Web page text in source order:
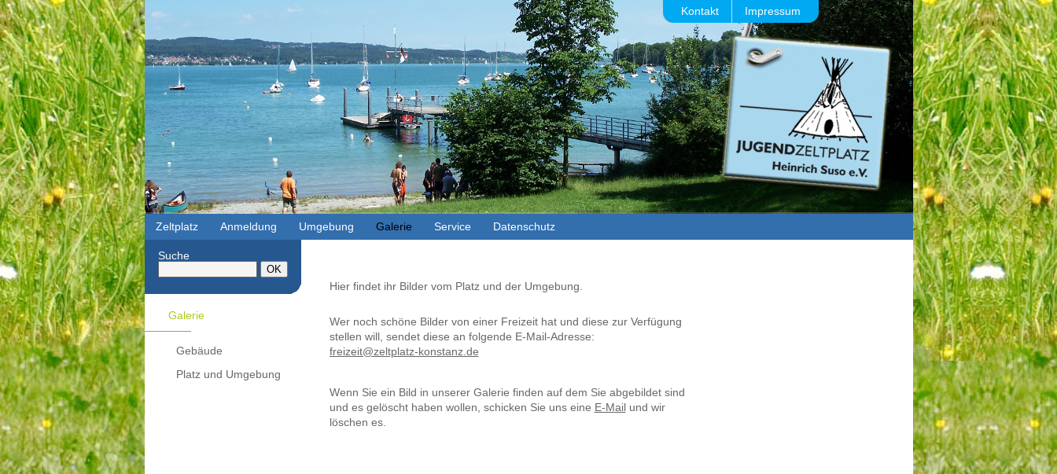
Kontakt Impressum
Suche
Galerie
Gebäude
Platz und Umgebung
Hier findet ihr Bilder vom Platz und der Umgebung.
Wer noch schöne Bilder von einer Freizeit hat und diese zur Verfügung
stellen will, sendet diese an folgende E-Mail-Adresse:
freizeit@zeltplatz-konstanz.de
Wenn Sie ein Bild in unserer Galerie finden auf dem Sie abgebildet sind
und es gelöscht haben wollen, schicken Sie uns eine E-Mailund wir
löschen es.
Zeltplatz Anmeldung Umgebung Galerie Service Datenschutz